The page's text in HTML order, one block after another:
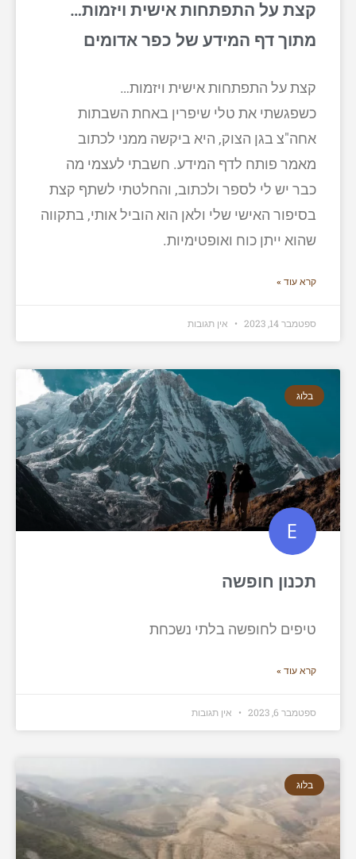
קצת על התפתחות אישית ויזמות…
מתוך דף המידע של כפר אדומים
קצת על התפתחות אישית ויזמות…
כשפגשתי את טלי שיפרין באחת השבתות
אחה"צ בגן הצוק, היא ביקשה ממני לכתוב
מאמר פותח לדף המידע. חשבתי לעצמי מה
כבר יש לי לספר ולכתוב, והחלטתי לשתף קצת
בסיפור האישי שלי ולאן הוא הוביל אותי, בתקווה
שהוא ייתן כוח ואופטימיות.
קרא עוד »
ספטמבר 14, 2023 אין תגובות
בלוג
תכנון חופשה
טיפים לחופשה בלתי נשכחת
קרא עוד »
ספטמבר 6, 2023 אין תגובות
בלוג